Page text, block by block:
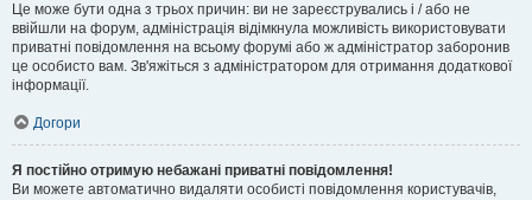
Це може бути одна з трьох причин: ви не зареєструвались і / або не
ввійшли на форум, адміністрація відімкнула можливість використовувати
приватні повідомлення на всьому форумі або ж адміністратор заборонив
це особисто вам. Зв'яжіться з адміністратором для отримання додаткової
інформації.
Догори
Я постійно отримую небажані приватні повідомлення!
Ви можете автоматично видаляти особисті повідомлення користувачів,